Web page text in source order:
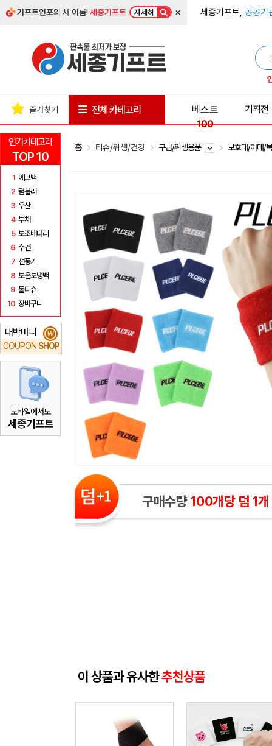
기프트인포의 새 이름!세종기프트 자세히 × 세종기프트, 공공기
인기카테고리
TOP 10
1 에코백
2 텀블러
3 우산
4 부채
5 보조배터리
6 수건
7 선풍기
8 보온보냉백
9 물티슈
10 장바구니
대박머니
COUPON SHOP
₩
모바일에서도
세종기프트
즐겨찾기 전체 카테고리
베스트
100
기획전
홈 티슈/위생/건강 구급/위생용품 보호대/아대/
구매수량100개당 덤 1개
이 상품과 유사한추천상품